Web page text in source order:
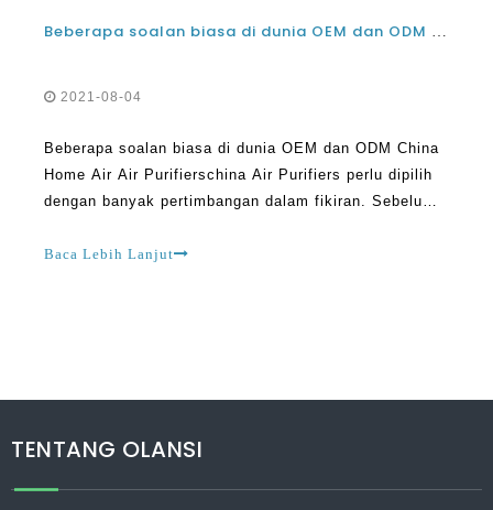
2021-08-04
Beberapa soalan biasa di dunia OEM dan ODM China
Home Air Air Purifierschina Air Purifiers perlu dipilih
dengan banyak pertimbangan dalam fikiran. Sebelum
diminta untuk membantu mengetahui lebih lanjut
Baca Lebih Lanjut
TENTANG OLANSI